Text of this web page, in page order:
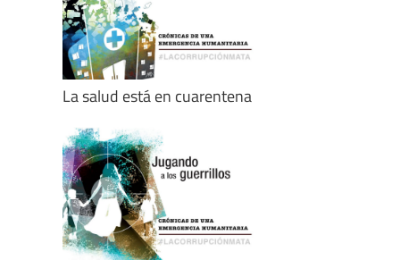
La salud está en cuarentena